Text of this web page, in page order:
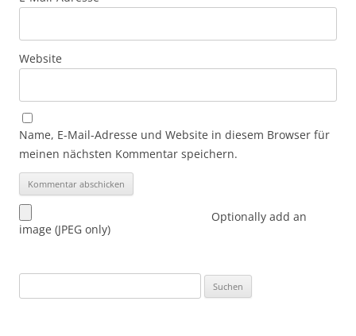
Website
Name, E-Mail-Adresse und Website in diesem Browser für
meinen nächsten Kommentar speichern.
Optionally add an
image (JPEG only)
nach: